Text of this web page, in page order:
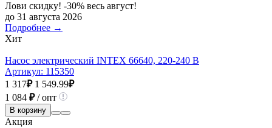
Лови скидку! -30% весь август!
до 31 августа 2026
Подробнее →
Хит
Насос электрический INTEX 66640, 220-240 В
Артикул: 115350
1 317₽ 1 549.99₽
1 084 ₽/ опт
В корзину
Акция